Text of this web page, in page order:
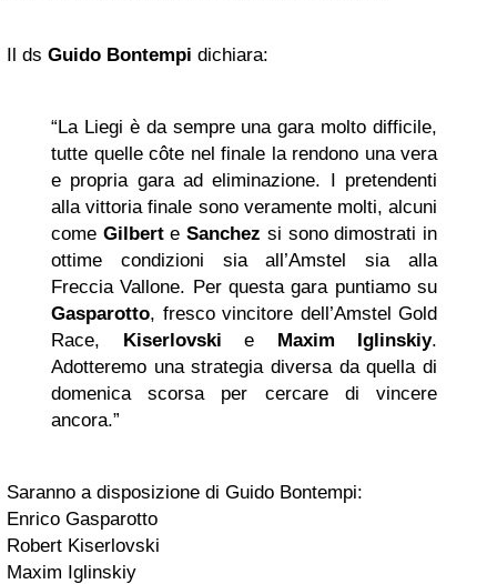
Il ds Guido Bontempi dichiara:
“La Liegi è da sempre una gara molto difficile,
tutte quelle côte nel finale la rendono una vera
e propria gara ad eliminazione. I pretendenti
alla vittoria finale sono veramente molti, alcuni
come Gilberte Sanchez si sono dimostrati in
ottime condizioni sia all’Amstel sia alla
Freccia Vallone. Per questa gara puntiamo su
Gasparotto, fresco vincitore dell’Amstel Gold
Race, Kiserlovski e Maxim Iglinskiy.
Adotteremo una strategia diversa da quella di
domenica scorsa per cercare di vincere
ancora.”
Saranno a disposizione di Guido Bontempi:
Enrico Gasparotto
Robert Kiserlovski
Maxim Iglinskiy